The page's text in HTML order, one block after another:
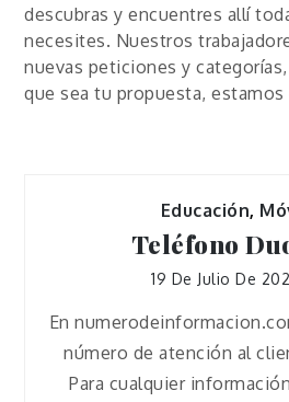
descubras y encuentres allí
necesites. Nuestros
nuevas peticiones y
que sea tu propuesta,
Educación,
Teléfono
19 De Julio De
En
número de atención al
Para cualquier